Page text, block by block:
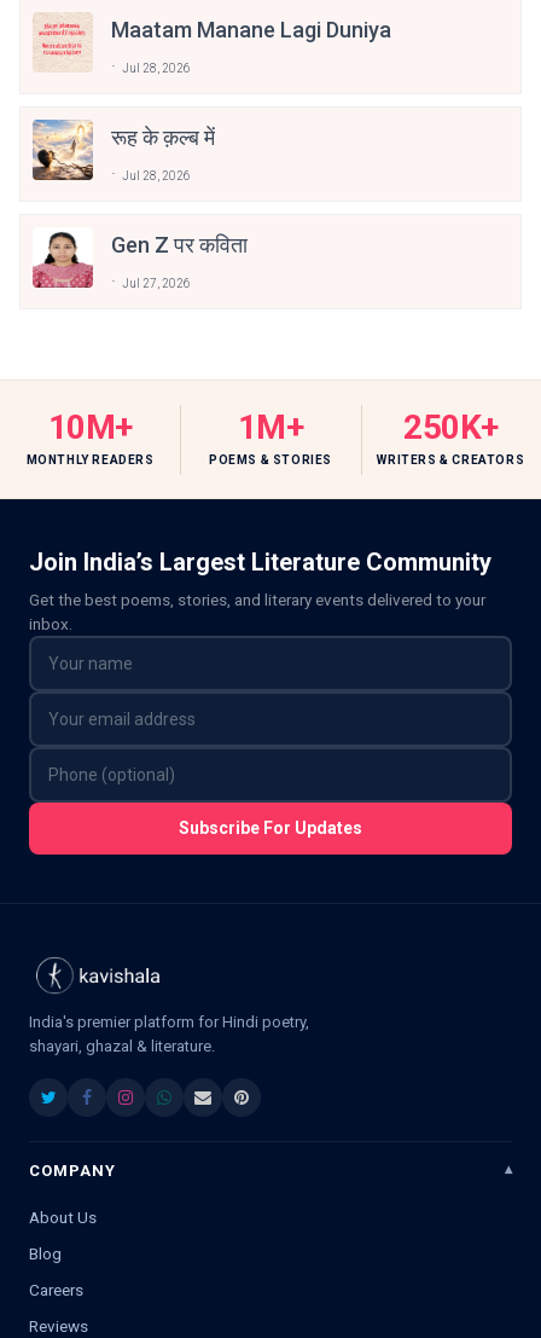
Maatam Manane Lagi Duniya
Jul 28, 2026
रूह के क़ल्ब में
Jul 28, 2026
Gen Z पर कविता
Jul 27, 2026
10M+
MONTHLY READERS
1M+
POEMS & STORIES
250K+
WRITERS & CREATORS
Join India’s Largest Literature Community
Get the best poems, stories, and literary events delivered to your
inbox.
Subscribe For Updates
India's premier platform for Hindi poetry,
shayari, ghazal & literature.
COMPANY
About Us
Blog
Careers
Reviews